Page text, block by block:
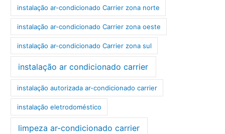
instalação ar-condicionado Carrier zona norte
instalação ar-condicionado Carrier zona oeste
instalação ar-condicionado Carrier zona sul
instalação ar condicionado carrier
instalação autorizada ar-condicionado carrier
instalação eletrodoméstico
limpeza ar-condicionado carrier